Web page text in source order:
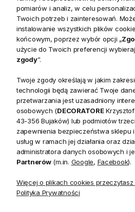
Szafka nocna Shelter Islandto
dużym charakterze, idealny do
loftowym,rustykalnymlub
myślą o osobach ceniących
aranżacji, w której liczy się
wygląd.
Połączenie drewna z historią
Blat oraz front szuflady wykonano z
drewna, które zachowało swoją
naturalne ślady użytkowania. Każdy
żelazanadaje meblowi solidności i
przemysłowego charakteru,
pomiarów i analiz, w celu
Twoich potrzeb i zainteresowań.
instalowanie wszystkich plików
końcowym, poprzez wybór opcji „
użycie do Twoich preferencji
zgody”.
Twoje zgody określają w jakim
technologii będą zawierać Twoje
przetwarzania jest uzasadniony
osobowych (DECORATOREKrzysztof
43-356 Bujaków) lub podmiotów
zapewnienia bezpieczeństwa sklepu
usług w ramach jej działania oraz
administratora danych osobowych i
Partnerów(m.in. Google, Facebook).
Więcej o plikach cookies przeczytasz
Polityka Prywatności